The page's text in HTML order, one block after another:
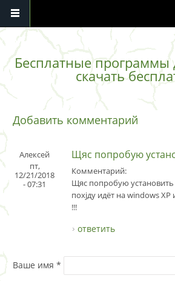
Перейти к основному содержанию
Бесплатные программы
скачать
Добавить комментарий
Алексей
пт,
12/21/2018
- 07:31
Щяс попробую
Комментарий:
Щяс попробую
похjду идёт на windows XP
!!!
ответить
Ваше имя *